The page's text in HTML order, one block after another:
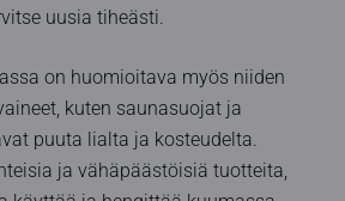
uusia tiheästi.
on huomioitava myös niiden
kuten saunasuojat ja
puuta lialta ja kosteudelta.
ja vähäpäästöisiä tuotteita,